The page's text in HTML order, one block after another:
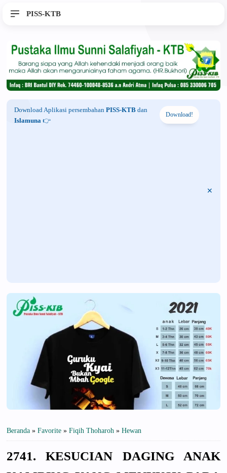
PISS-KTB
Download Aplikasi persembahan PISS-KTB dan
Islamuna 👉
Download!
Beranda » Favorite » Fiqih Thoharoh » Hewan
2741. KESUCIAN DAGING ANAK